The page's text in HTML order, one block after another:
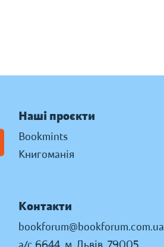
Наші проєкти
Bookmints
Книгоманія
Контакти
bookforum@bookforum.com.ua